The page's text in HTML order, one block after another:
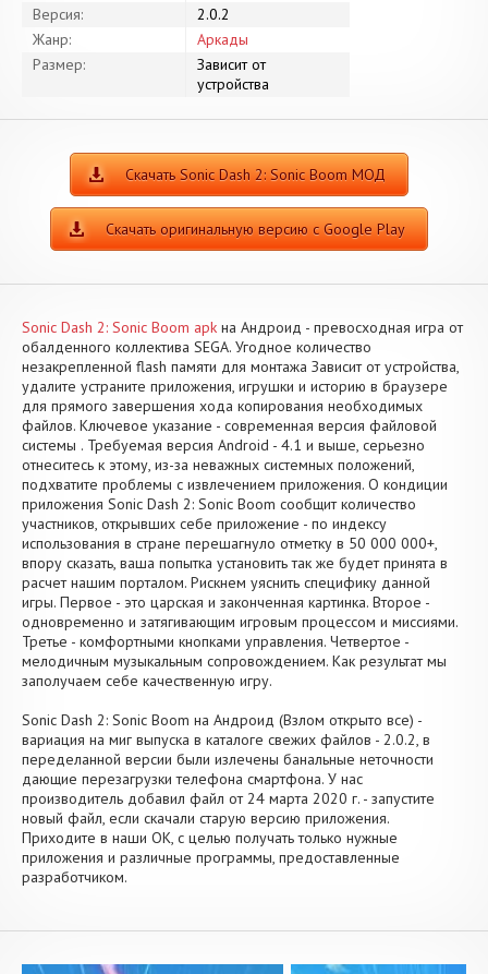
Версия:
2.0.2
Жанр:
Аркады
Размер:
Зависит от
устройства
Скачать Sonic Dash 2: Sonic Boom МОД
Скачать оригинальную версию с Google Play
Sonic Dash 2: Sonic Boom apk на Андроид - превосходная игра от
обалденного коллектива SEGA. Угодное количество
незакрепленной flash памяти для монтажа Зависит от устройства,
удалите устраните приложения, игрушки и историю в браузере
для прямого завершения хода копирования необходимых
файлов. Ключевое указание - современная версия файловой
системы . Требуемая версия Android - 4.1 и выше, серьезно
отнеситесь к этому, из-за неважных системных положений,
подхватите проблемы с извлечением приложения. О кондиции
приложения Sonic Dash 2: Sonic Boom сообщит количество
участников, открывших себе приложение - по индексу
использования в стране перешагнуло отметку в 50 000 000+,
впору сказать, ваша попытка установить так же будет принята в
расчет нашим порталом. Рискнем уяснить специфику данной
игры. Первое - это царская и законченная картинка. Второе -
одновременно и затягивающим игровым процессом и миссиями.
Третье - комфортными кнопками управления. Четвертое -
мелодичным музыкальным сопровождением. Как результат мы
заполучаем себе качественную игру.
Sonic Dash 2: Sonic Boom на Андроид (Взлом открыто все) -
вариация на миг выпуска в каталоге свежих файлов - 2.0.2, в
переделанной версии были излечены банальные неточности
дающие перезагрузки телефона смартфона. У нас
производитель добавил файл от 24 марта 2020 г. - запустите
новый файл, если скачали старую версию приложения.
Приходите в наши OK, с целью получать только нужные
приложения и различные программы, предоставленные
разработчиком.